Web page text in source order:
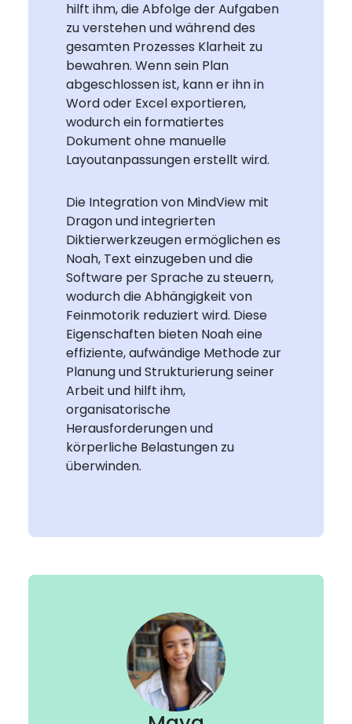
hilft ihm, die Abfolge der Aufgaben
zu verstehen und während des
gesamten Prozesses Klarheit zu
bewahren. Wenn sein Plan
abgeschlossen ist, kann er ihn in
Word oder Excel exportieren,
wodurch ein formatiertes
Dokument ohne manuelle
Layoutanpassungen erstellt wird.
Die Integration von MindView mit
Dragon und integrierten
Diktierwerkzeugen ermöglichen es
Noah, Text einzugeben und die
Software per Sprache zu steuern,
wodurch die Abhängigkeit von
Feinmotorik reduziert wird. Diese
Eigenschaften bieten Noah eine
effiziente, aufwändige Methode zur
Planung und Strukturierung seiner
Arbeit und hilft ihm,
organisatorische
Herausforderungen und
körperliche Belastungen zu
überwinden.